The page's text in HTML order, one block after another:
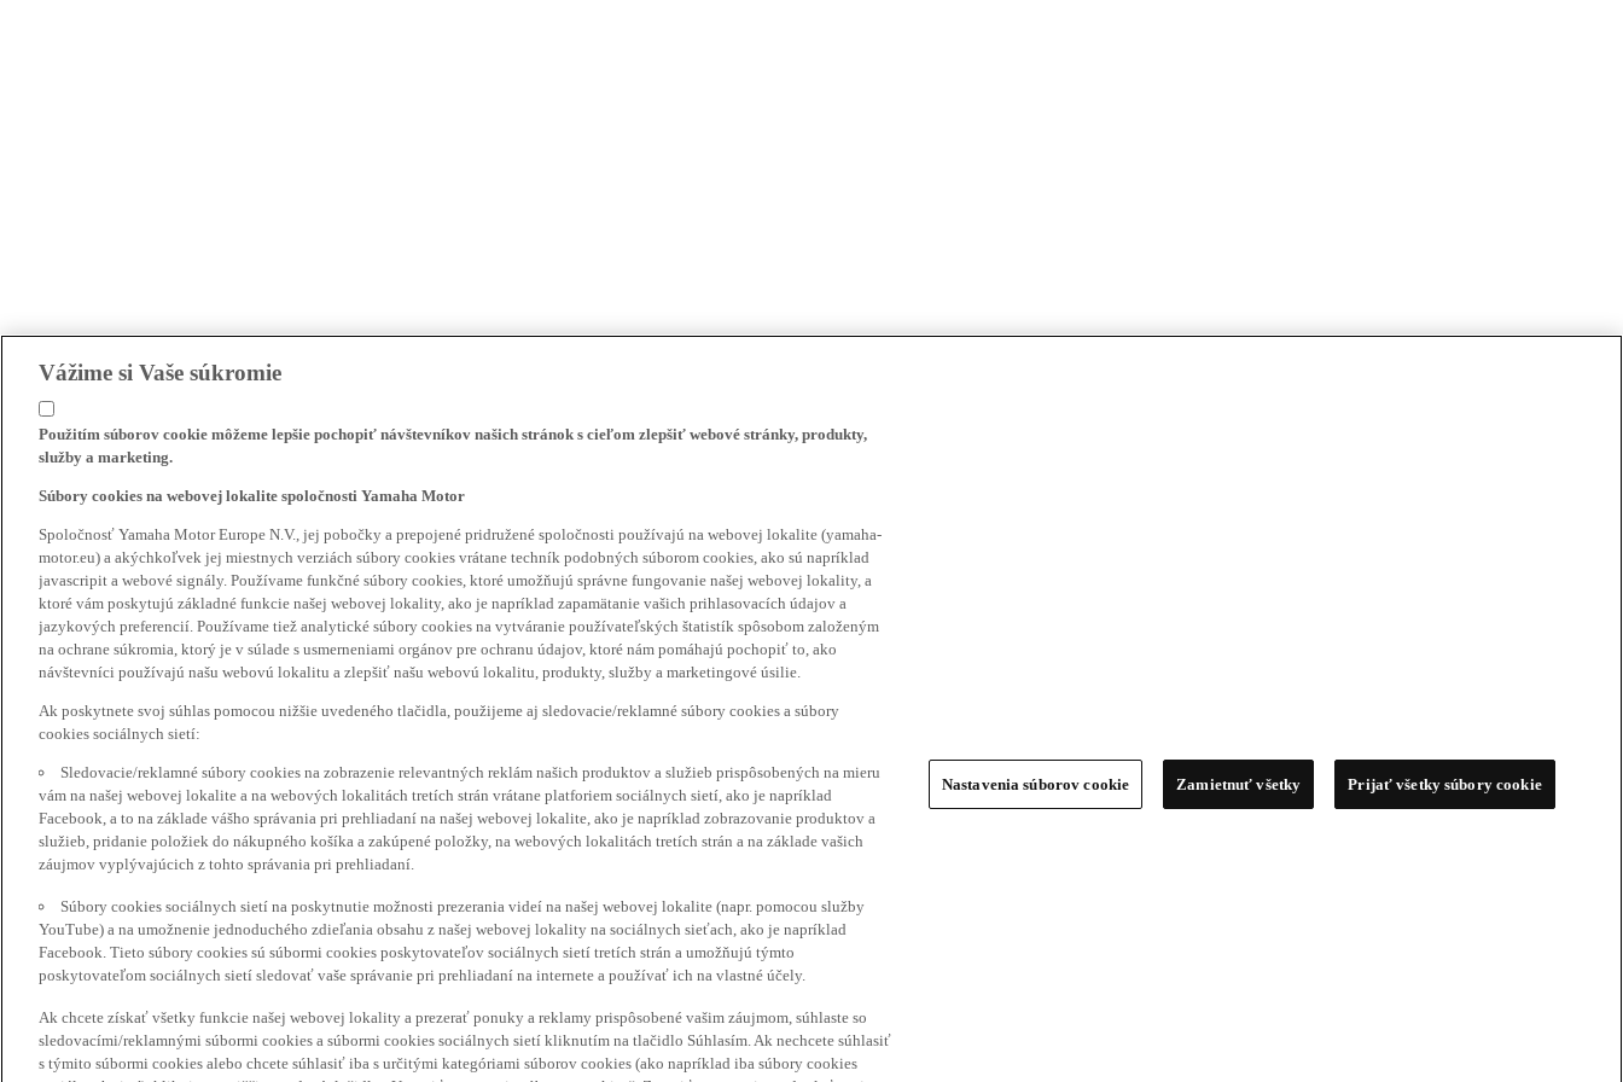
Vážime si Vaše súkromie
Použitím súborov cookie môžeme lepšie pochopiť návštevníkov našich stránok s cieľom zlepšiť webové stránky, produkty,
služby a marketing.
Súbory cookies na webovej lokalite spoločnosti Yamaha Motor
Spoločnosť Yamaha Motor Europe N.V., jej pobočky a prepojené pridružené spoločnosti používajú na webovej lokalite (yamaha-
motor.eu) a akýchkoľvek jej miestnych verziách súbory cookies vrátane techník podobných súborom cookies, ako sú napríklad
javascripit a webové signály. Používame funkčné súbory cookies, ktoré umožňujú správne fungovanie našej webovej lokality, a
ktoré vám poskytujú základné funkcie našej webovej lokality, ako je napríklad zapamätanie vašich prihlasovacích údajov a
jazykových preferencií. Používame tiež analytické súbory cookies na vytváranie používateľských štatistík spôsobom založeným
na ochrane súkromia, ktorý je v súlade s usmerneniami orgánov pre ochranu údajov, ktoré nám pomáhajú pochopiť to, ako
návštevníci používajú našu webovú lokalitu a zlepšiť našu webovú lokalitu, produkty, služby a marketingové úsilie.
Ak poskytnete svoj súhlas pomocou nižšie uvedeného tlačidla, použijeme aj sledovacie/reklamné súbory cookies a súbory
cookies sociálnych sietí:
Sledovacie/reklamné súbory cookies na zobrazenie relevantných reklám našich produktov a služieb prispôsobených na mieru
vám na našej webovej lokalite a na webových lokalitách tretích strán vrátane platforiem sociálnych sietí, ako je napríklad
Facebook, a to na základe vášho správania pri prehliadaní na našej webovej lokalite, ako je napríklad zobrazovanie produktov a
služieb, pridanie položiek do nákupného košíka a zakúpené položky, na webových lokalitách tretích strán a na základe vašich
záujmov vyplývajúcich z tohto správania pri prehliadaní.
Súbory cookies sociálnych sietí na poskytnutie možnosti prezerania videí na našej webovej lokalite (napr. pomocou služby
YouTube) a na umožnenie jednoduchého zdieľania obsahu z našej webovej lokality na sociálnych sieťach, ako je napríklad
Facebook. Tieto súbory cookies sú súbormi cookies poskytovateľov sociálnych sietí tretích strán a umožňujú týmto
poskytovateľom sociálnych sietí sledovať vaše správanie pri prehliadaní na internete a používať ich na vlastné účely.
Ak chcete získať všetky funkcie našej webovej lokality a prezerať ponuky a reklamy prispôsobené vašim záujmom, súhlaste so
sledovacími/reklamnými súbormi cookies a súbormi cookies sociálnych sietí kliknutím na tlačidlo Súhlasím. Ak nechcete súhlasiť
s týmito súbormi cookies alebo chcete súhlasiť iba s určitými kategóriami súborov cookies (ako napríklad iba súbory cookies
Nastavenia súborov cookie Zamietnuť všetky Prijať všetky súbory cookie